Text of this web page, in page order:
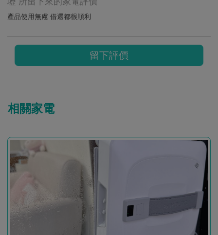
產品使用無慮 借還都很順利
留下評價
相關家電